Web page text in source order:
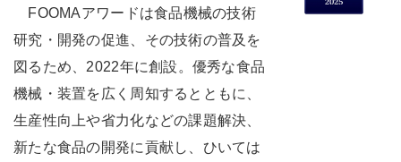
FOOMAアワードは食品機械の技術
研究・開発の促進、その技術の普及を
図るため、2022年に創設。優秀な食品
機械・装置を広く周知するとともに、
生産性向上や省力化などの課題解決、
新たな食品の開発に貢献し、ひいては